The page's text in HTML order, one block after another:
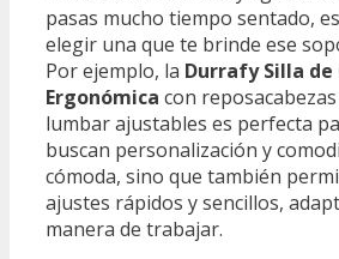
pasas mucho tiempo sentado,
elegir una que te brinde ese
Por ejemplo, la Durrafy Silla de
Ergonómica con
lumbar ajustables es perfecta
buscan personalización y
cómoda, sino que también
ajustes rápidos y sencillos,
manera de trabajar.